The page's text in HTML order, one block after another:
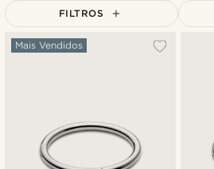
FILTROS
Mais Vendidos